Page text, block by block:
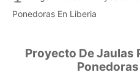
Ponedoras En Liberia
Proyecto De Jaulas